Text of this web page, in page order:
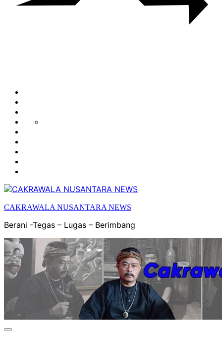
POLITIK
BUDAYA
CAKRAWALA NUSANTARA NEWS
Berani -Tegas – Lugas – Berimbang